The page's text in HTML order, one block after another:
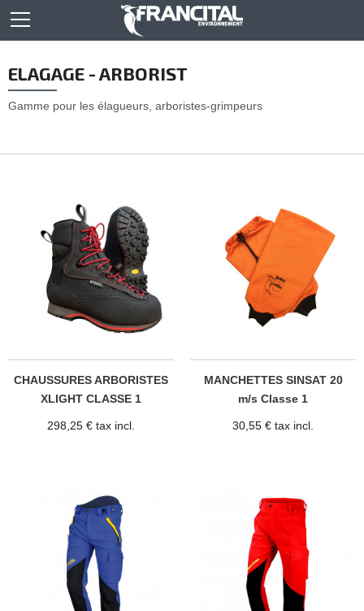
ELAGAGE - ARBORIST
Gamme pour les élagueurs, arboristes-grimpeurs
CHAUSSURES ARBORISTES
XLIGHT CLASSE 1
298,25 € tax incl.
MANCHETTES SINSAT 20
m/s Classe 1
30,55 € tax incl.